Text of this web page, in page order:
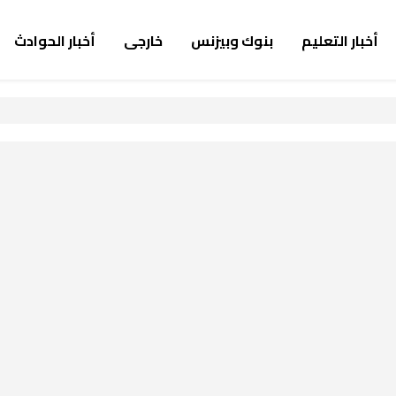
أخبار التعليم بنوك وبيزنس خارجى أخبار الحوادث